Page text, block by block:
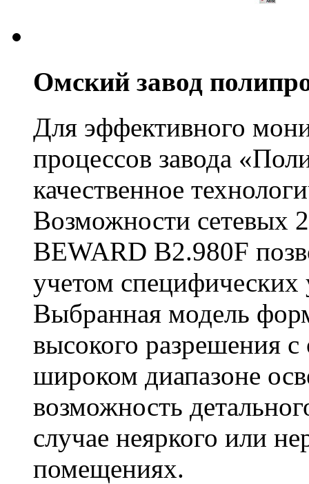
Омский завод
Для эффективного
процессов завода
качественное
Возможности сетевых
BEWARD B2.980F
учетом специфических
Выбранная модель
высокого разрешения с
широком диапазоне
возможность
случае неяркого или
помещениях.